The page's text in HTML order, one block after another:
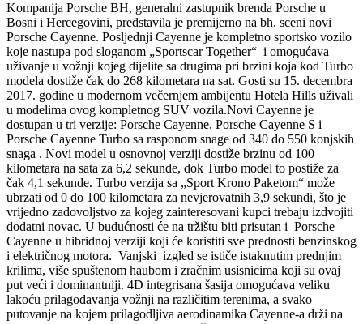
Kompanija Porsche BH, generalni zastupnik brenda Porsche u
Bosni i Hercegovini, predstavila je premijerno na bh. sceni novi
Porsche Cayenne. Posljednji Cayenne je kompletno sportsko vozilo
koje nastupa pod sloganom „Sportscar Together“ i omogućava
uživanje u vožnji kojeg dijelite sa drugima pri brzini koja kod Turbo
modela dostiže čak do 268 kilometara na sat. Gosti su 15. decembra
2017. godine u modernom večernjem ambijentu Hotela Hills uživali
u modelima ovog kompletnog SUV vozila.Novi Cayenne je
dostupan u tri verzije: Porsche Cayenne, Porsche Cayenne S i
Porsche Cayenne Turbo sa rasponom snage od 340 do 550 konjskih
snaga . Novi model u osnovnoj verziji dostiže brzinu od 100
kilometara na sata za 6,2 sekunde, dok Turbo model to postiže za
čak 4,1 sekunde. Turbo verzija sa „Sport Krono Paketom“ može
ubrzati od 0 do 100 kilometara za nevjerovatnih 3,9 sekundi, što je
vrijedno zadovoljstvo za kojeg zainteresovani kupci trebaju izdvojiti
dodatni novac. U budućnosti će na tržištu biti prisutan i Porsche
Cayenne u hibridnoj verziji koji će koristiti sve prednosti benzinskog
i električnog motora. Vanjski izgled se ističe istaknutim prednjim
krilima, više spuštenom haubom i zračnim usisnicima koji su ovaj
put veći i dominantniji. 4D integrisana šasija omogućava veliku
lakoću prilagođavanja vožnji na različitim terenima, a svako
putovanje na kojem prilagodljiva aerodinamika Cayenne-a drži na